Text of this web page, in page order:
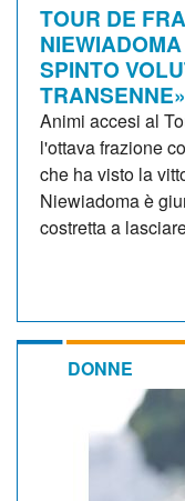
TOUR DE
SPINTO
Animi accesi al
l'ottava frazione
che ha visto la
Niewiadoma è
costretta a
DONNE